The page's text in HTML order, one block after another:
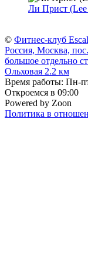
Ли Прист (Lee
© Фитнес-клуб
Россия, Москва,
большое отдельно
Ольховая 2.2 км
Время работы: Пн-
Откроемся в 09:00
Powered by Zoon
Политика в